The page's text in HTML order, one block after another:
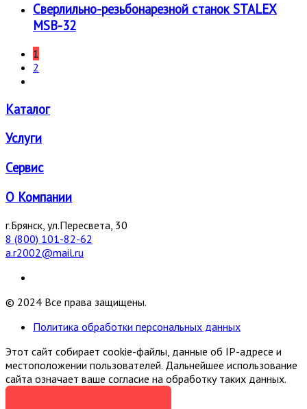
Сверлильно-резьбонарезной станок STALEX
MSB-32
1
2
Каталог
Услуги
Сервис
О Компании
г.Брянск, ул.Пересвета, 30
8 (800) 101-82-62
a.r2002@mail.ru
© 2024 Все права защищены.
Политика обработки персональных данных
Этот сайт собирает cookie-файлы, данные об IP-адресе и
местоположении пользователей. Дальнейшее использование
сайта означает ваше согласие на обработку таких данных.